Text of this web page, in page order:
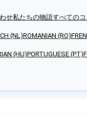
せ私たちの物語すべての
(NL)ROMANIAN (RO)
(HU)PORTUGUESE (PT)